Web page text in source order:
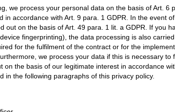
we process your personal data on the basis of Art. 6
in accordance with Art. 9 para. 1 GDPR. In the event
out on the basis of Art. 49 para. 1 lit. a GDPR. If you
fingerprinting), the data processing is also
for the fulfilment of the contract or for the
we process your data if this is necessary to
on the basis of our legitimate interest in accordance
in the following paragraphs of this privacy policy.